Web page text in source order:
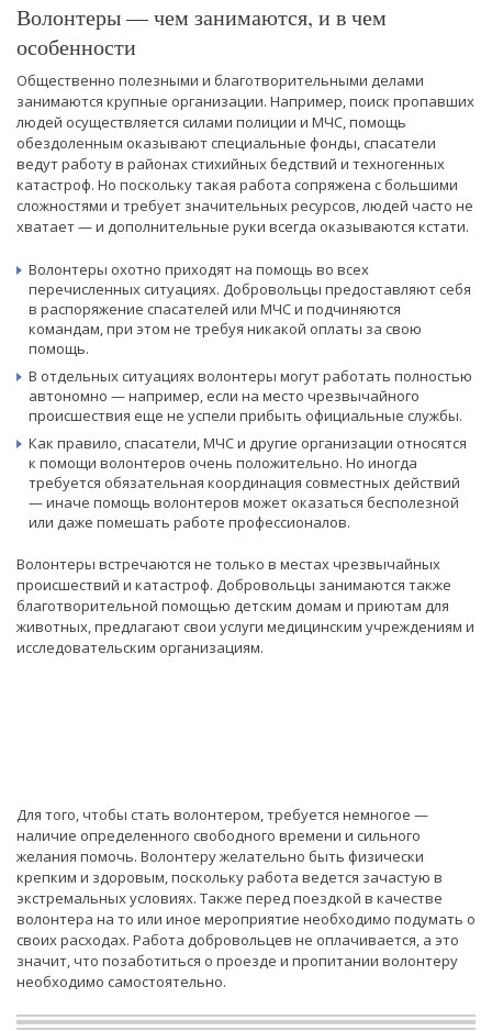
Волонтеры — чем занимаются, и в чем
особенности
Общественно полезными и благотворительными делами
занимаются крупные организации. Например, поиск пропавших
людей осуществляется силами полиции и МЧС, помощь
обездоленным оказывают специальные фонды, спасатели
ведут работу в районах стихийных бедствий и техногенных
катастроф. Но поскольку такая работа сопряжена с большими
сложностями и требует значительных ресурсов, людей часто не
хватает — и дополнительные руки всегда оказываются кстати.
Волонтеры охотно приходят на помощь во всех
перечисленных ситуациях. Добровольцы предоставляют себя
в распоряжение спасателей или МЧС и подчиняются
командам, при этом не требуя никакой оплаты за свою
помощь.
В отдельных ситуациях волонтеры могут работать полностью
автономно — например, если на место чрезвычайного
происшествия еще не успели прибыть официальные службы.
Как правило, спасатели, МЧС и другие организации относятся
к помощи волонтеров очень положительно. Но иногда
требуется обязательная координация совместных действий
— иначе помощь волонтеров может оказаться бесполезной
или даже помешать работе профессионалов.
Волонтеры встречаются не только в местах чрезвычайных
происшествий и катастроф. Добровольцы занимаются также
благотворительной помощью детским домам и приютам для
животных, предлагают свои услуги медицинским учреждениям и
исследовательским организациям.
Для того, чтобы стать волонтером, требуется немногое —
наличие определенного свободного времени и сильного
желания помочь. Волонтеру желательно быть физически
крепким и здоровым, поскольку работа ведется зачастую в
экстремальных условиях. Также перед поездкой в качестве
волонтера на то или иное мероприятие необходимо подумать о
своих расходах. Работа добровольцев не оплачивается, а это
значит, что позаботиться о проезде и пропитании волонтеру
необходимо самостоятельно.